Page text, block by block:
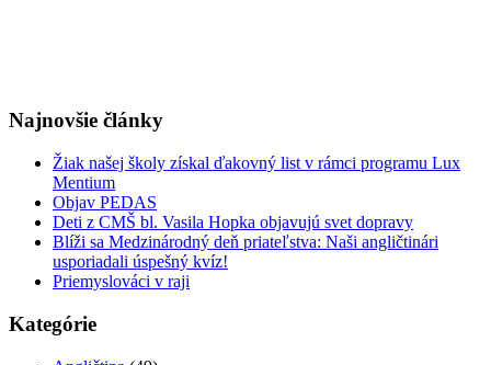
Najnovšie články
Žiak našej školy získal ďakovný list v rámci programu Lux
Mentium
Objav PEDAS
Deti z CMŠ bl. Vasila Hopka objavujú svet dopravy
Blíži sa Medzinárodný deň priateľstva: Naši angličtinári
usporiadali úspešný kvíz!
Priemyslováci v raji
Kategórie